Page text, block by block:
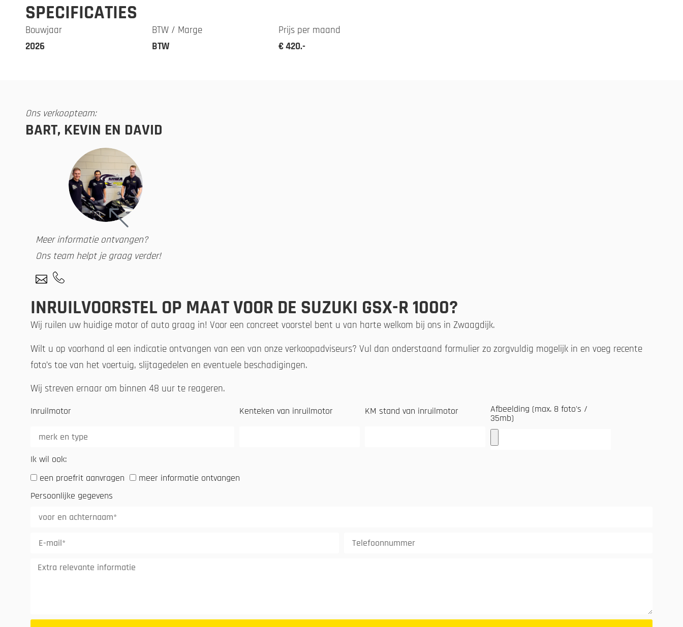
SPECIFICATIES
Bouwjaar
2026
BTW / Marge
BTW
Prijs per maand
€ 420.-
Ons verkoopteam:
BART, KEVIN EN DAVID
Meer informatie ontvangen?
Ons team helpt je graag verder!
INRUILVOORSTEL OP MAAT VOOR DE SUZUKI GSX-R 1000?
Wij ruilen uw huidige motor of auto graag in! Voor een concreet voorstel bent u van harte welkom bij ons in Zwaagdijk.
Wilt u op voorhand al een indicatie ontvangen van een van onze verkoopadviseurs? Vul dan onderstaand formulier zo zorgvuldig mogelijk in en voeg recente
foto’s toe van het voertuig, slijtagedelen en eventuele beschadigingen.
Wij streven ernaar om binnen 48 uur te reageren.
Inruilmotor Kenteken van inruilmotor KM stand van inruilmotor Afbeelding (max. 8 foto's /
35mb)
Ik wil ook:
een proefrit aanvragen
meer informatie ontvangen
Persoonlijke gegevens